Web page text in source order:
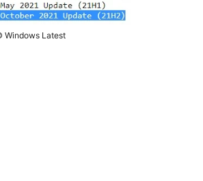
Windows Latest